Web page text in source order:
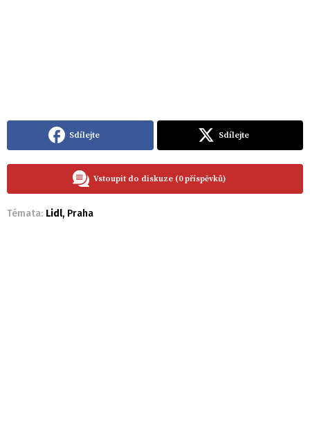
Sdílejte Sdílejte
Vstoupit do diskuze (0 příspěvků)
Témata: Lidl, Praha